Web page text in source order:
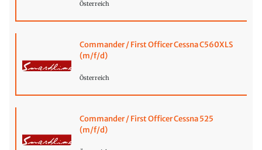
Österreich
Commander / First Officer Cessna C560XLS
(m/f/d)
Österreich
Commander / First Officer Cessna 525
(m/f/d)